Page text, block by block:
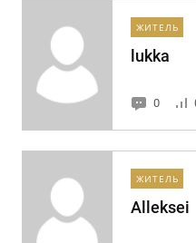
ЖИТЕЛЬ
lukka
0
ЖИТЕЛЬ
Alleksei